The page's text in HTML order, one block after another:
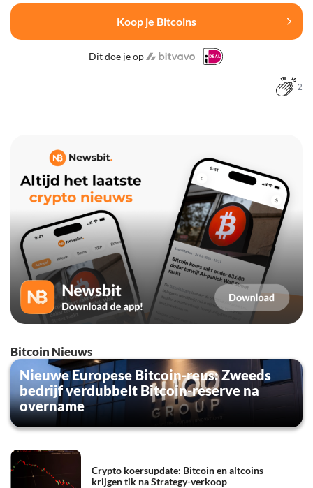
Koop je Bitcoins
Dit doe je op
2
Bitcoin Nieuws
Nieuwe Europese Bitcoin-reus: Zweeds
bedrijf verdubbelt Bitcoin-reserve na
overname
Crypto koersupdate: Bitcoin en altcoins
krijgen tik na Strategy-verkoop